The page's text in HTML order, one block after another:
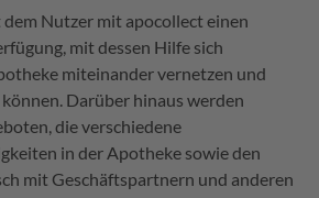
Nutzer mit apocollect einen
mit dessen Hilfe sich
miteinander vernetzen und
Darüber hinaus werden
die verschiedene
in der Apotheke sowie den
mit Geschäftspartnern und anderen